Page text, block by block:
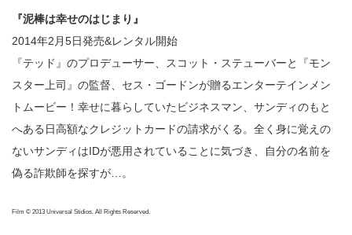
『泥棒は幸せのはじまり』
2014年2月5日発売&レンタル開始
『テッド』のプロデューサー、スコット・ステューバーと『モン
スター上司』の監督、セス・ゴードンが贈るエンターテインメン
トムービー！幸せに暮らしていたビジネスマン、サンディのもと
へある日高額なクレジットカードの請求がくる。全く身に覚えの
ないサンディはIDが悪用されていることに気づき、自分の名前を
偽る詐欺師を探すが…。
Film © 2013 Universal Stidios. All Rights Reserved.